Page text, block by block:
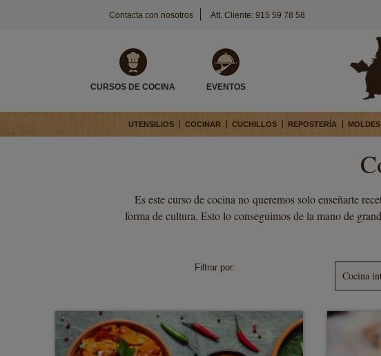
Contacta con nosotros Att. Cliente: 915 59 78 58
CURSOS DE COCINA EVENTOS
UTENSILIOS COCINAR CUCHILLOS REPOSTERÍA MOLDES
Es este curso de cocina no queremos solo enseñarte
forma de cultura. Esto lo conseguimos de la mano de
Filtrar por: